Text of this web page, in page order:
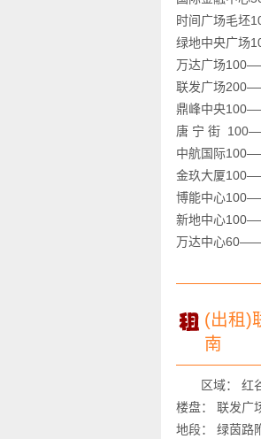
时间广场毛
绿地中央广场
万达广场
联发广场
鼎峰中央
唐 宁 街
中航国际
金玖大厦
博能中心
新地中心
万达中心
(出租)
南
区域： 红
楼盘： 联发广
地段： 绿茵路